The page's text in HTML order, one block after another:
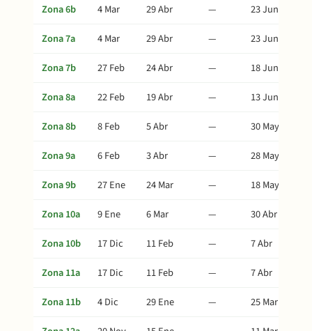
Zona 6b
4 Mar 29 Abr —
23 Jun
Zona 7a
4 Mar 29 Abr —
23 Jun
Zona 7b
27 Feb 24 Abr —
18 Jun
Zona 8a
22 Feb 19 Abr —
13 Jun
Zona 8b
8 Feb 5 Abr —
30 May
Zona 9a
6 Feb 3 Abr —
28 May
Zona 9b
27 Ene 24 Mar —
18 May
Zona 10a
9 Ene 6 Mar —
30 Abr
Zona 10b
17 Dic 11 Feb —
7 Abr
Zona 11a
17 Dic 11 Feb —
7 Abr
Zona 11b
4 Dic 29 Ene —
25 Mar